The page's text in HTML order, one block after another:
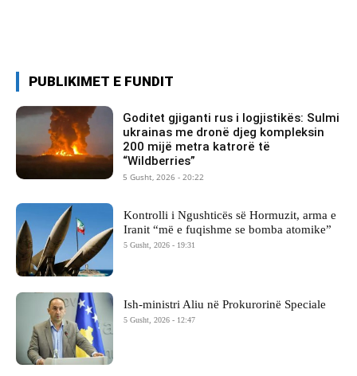
PUBLIKIMET E FUNDIT
Goditet gjiganti rus i logjistikës: Sulmi
ukrainas me dronë djeg kompleksin
200 mijë metra katrorë të
“Wildberries”
5 Gusht, 2026 - 20:22
Kontrolli i Ngushticës së Hormuzit, arma e
Iranit “më e fuqishme se bomba atomike”
5 Gusht, 2026 - 19:31
Ish-ministri ​Aliu në Prokurorinë Speciale
5 Gusht, 2026 - 12:47